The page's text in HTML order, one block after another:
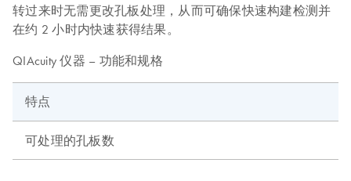
转过来时无需更改孔板处理，从而可确保快速构建检测并
在约 2 小时内快速获得结果。
QIAcuity 仪器 – 功能和规格
特点
可处理的孔板数